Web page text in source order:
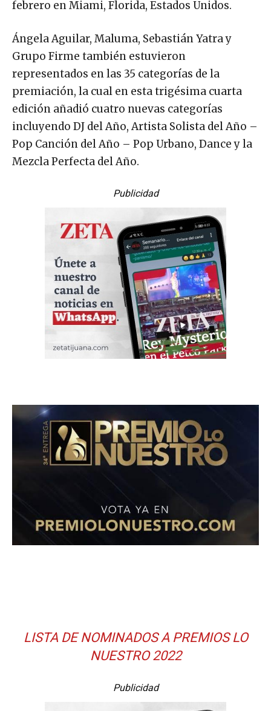
febrero en Miami, Florida, Estados Unidos.
Ángela Aguilar, Maluma, Sebastián Yatra y
Grupo Firme también estuvieron
representados en las 35 categorías de la
premiación, la cual en esta trigésima cuarta
edición añadió cuatro nuevas categorías
incluyendo DJ del Año, Artista Solista del Año –
Pop Canción del Año – Pop Urbano, Dance y la
Mezcla Perfecta del Año.
Publicidad
LISTA DE NOMINADOS A PREMIOS LO
NUESTRO 2022
Publicidad